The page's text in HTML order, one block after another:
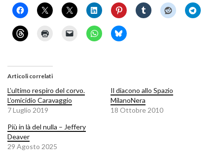
Articoli correlati
L’ultimo respiro del corvo.
L’omicidio Caravaggio
7 Luglio 2019
Il diacono allo Spazio
MilanoNera
18 Ottobre 2010
Più in là del nulla – Jeffery
Deaver
29 Agosto 2025